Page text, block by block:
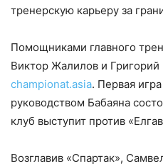
тренерскую карьеру за
Помощниками главного
Виктор Жалилов и
championat.asia. Первая
руководством Бабаяна
клуб выступит против
Возглавив «Спартак»,